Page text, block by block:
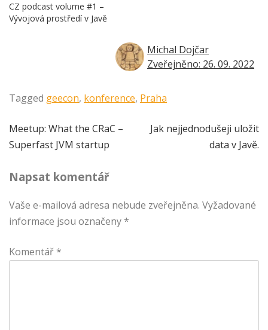
CZ podcast volume #1 –
Vývojová prostředí v Javě
Michal Dojčar
Zveřejněno: 26. 09. 2022
Tagged geecon, konference, Praha
Navigace
pro
příspěvek
Meetup: What the CRaC –
Superfast JVM startup
Jak nejjednodušeji uložit
data v Javě.
Napsat komentář
Vaše e-mailová adresa nebude zveřejněna. Vyžadované
informace jsou označeny *
Komentář *